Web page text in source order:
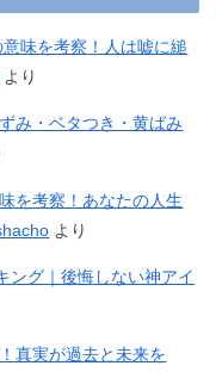
意味を考察！人は嘘に縋
より
み・ベタつき・黄ばみ
を考察！あなたの人生
より
ング｜後悔しない神アイ
真実が過去と未来を